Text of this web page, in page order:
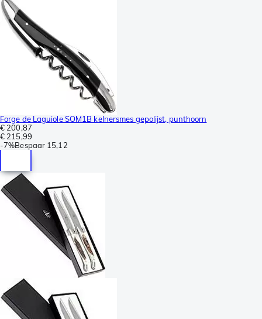
Forge de Laguiole SOM1B kelnersmes gepolijst, punthoorn
€ 200,87
€ 215,99
-7%Bespaar 15,12